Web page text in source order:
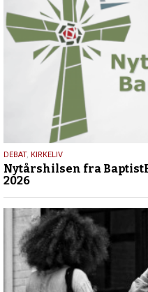
6.
januar
2026
DEBAT, KIRKELIV
Nytårshilsen fra
2026